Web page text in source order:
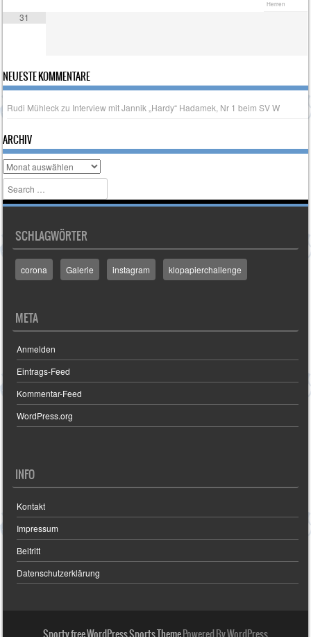
Herren
31
NEUESTE KOMMENTARE
Rudi Mühleck zu Interview mit Jannik „Hardy“ Hadamek, Nr 1 beim SV W
ARCHIV
Archiv
Search
SCHLAGWÖRTER
corona Galerie instagram klopapierchallenge
META
Anmelden
Eintrags-Feed
Kommentar-Feed
WordPress.org
INFO
Kontakt
Impressum
Beitritt
Datenschutzerklärung
Sporty free WordPress Sports ThemePowered By WordPress